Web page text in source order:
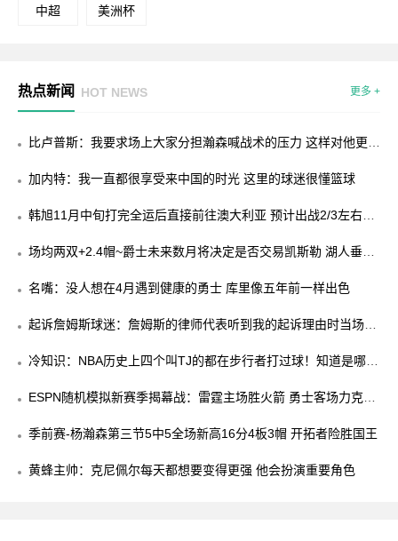
中超 美洲杯
热点新闻 HOT NEWS 更多 +
比卢普斯：我要求场上大家分担瀚森喊战术的压力 这样对他更公
加内特：我一直都很享受来中国的时光 这里的球迷很懂篮球
韩旭11月中旬打完全运后直接前往澳大利亚 预计出战2/3左右常
场均两双+2.4帽~爵士未来数月将决定是否交易凯斯勒 湖人垂涎
名嘴：没人想在4月遇到健康的勇士 库里像五年前一样出色
起诉詹姆斯球迷：詹姆斯的律师代表听到我的起诉理由时当场笑
冷知识：NBA历史上四个叫TJ的都在步行者打过球！知道是哪四
ESPN随机模拟新赛季揭幕战：雷霆主场胜火箭 勇士客场力克湖
季前赛-杨瀚森第三节5中5全场新高16分4板3帽 开拓者险胜国王
黄蜂主帅：克尼佩尔每天都想要变得更强 他会扮演重要角色